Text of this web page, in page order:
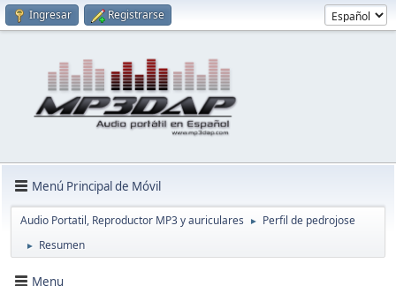
Ingresar Registrarse
Menú Principal de Móvil
Audio Portatil, Reproductor MP3 y auriculares ► Perfil de pedrojose
► Resumen
Menu